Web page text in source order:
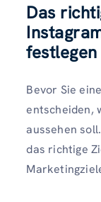
Das
festlegen
Bevor Sie
entscheiden,
aussehen
das richtige